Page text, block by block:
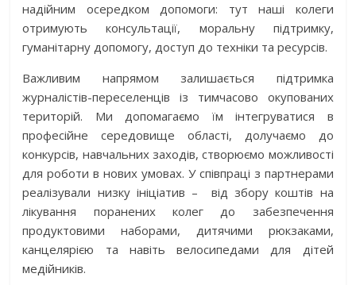
надійним осередком допомоги: тут наші колеги
отримують консультації, моральну підтримку,
гуманітарну допомогу, доступ до техніки та ресурсів.
Важливим напрямом залишається підтримка
журналістів-переселенців із тимчасово окупованих
територій. Ми допомагаємо їм інтегруватися в
професійне середовище області, долучаємо до
конкурсів, навчальних заходів, створюємо можливості
для роботи в нових умовах. У співпраці з партнерами
реалізували низку ініціатив –
від збору коштів на
лікування поранених колег до забезпечення
продуктовими наборами, дитячими рюкзаками,
канцелярією та навіть велосипедами для дітей
медійників.